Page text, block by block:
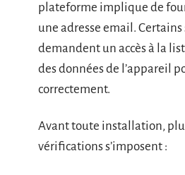
plateforme implique de
une adresse email. Certains
demandent un accès à la
des données de l’appareil
correctement.
Avant toute installation,
vérifications s’imposent :